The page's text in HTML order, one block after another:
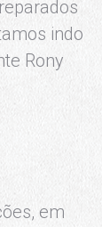
indo
Rony
em